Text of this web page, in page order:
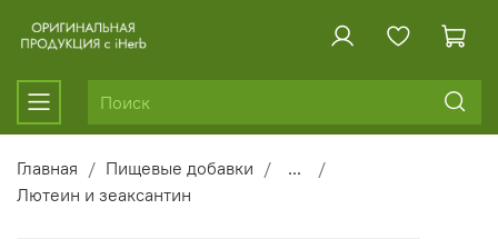
Главная Пищевые добавки
...
Лютеин и зеаксантин